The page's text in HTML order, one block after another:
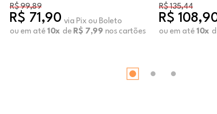
R$ 99,89
R$ 71,90 via Pix ou Boleto
ou em até 10x de R$ 7,99 nos cartões
R$ 135,44
R$
ou em até 10x